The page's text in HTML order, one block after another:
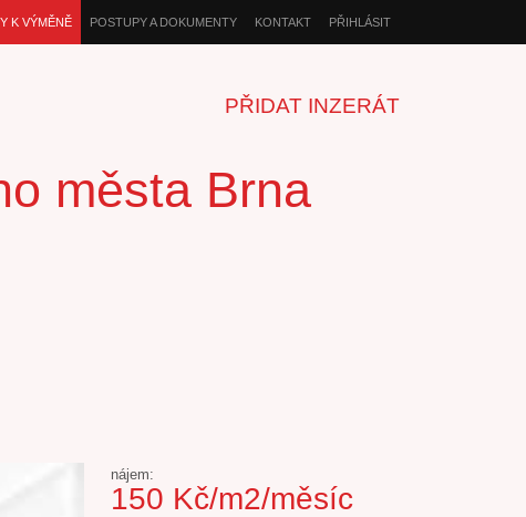
K VÝMĚNĚ POSTUPY A DOKUMENTY KONTAKT PŘIHLÁSIT
PŘIDAT INZERÁT
města Brna
nájem:
150 Kč/m2/měsíc